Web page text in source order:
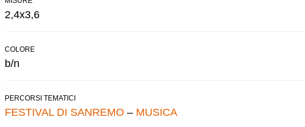
2,4x3,6
COLORE
b/n
PERCORSI TEMATICI
FESTIVAL DI SANREMO – MUSICA